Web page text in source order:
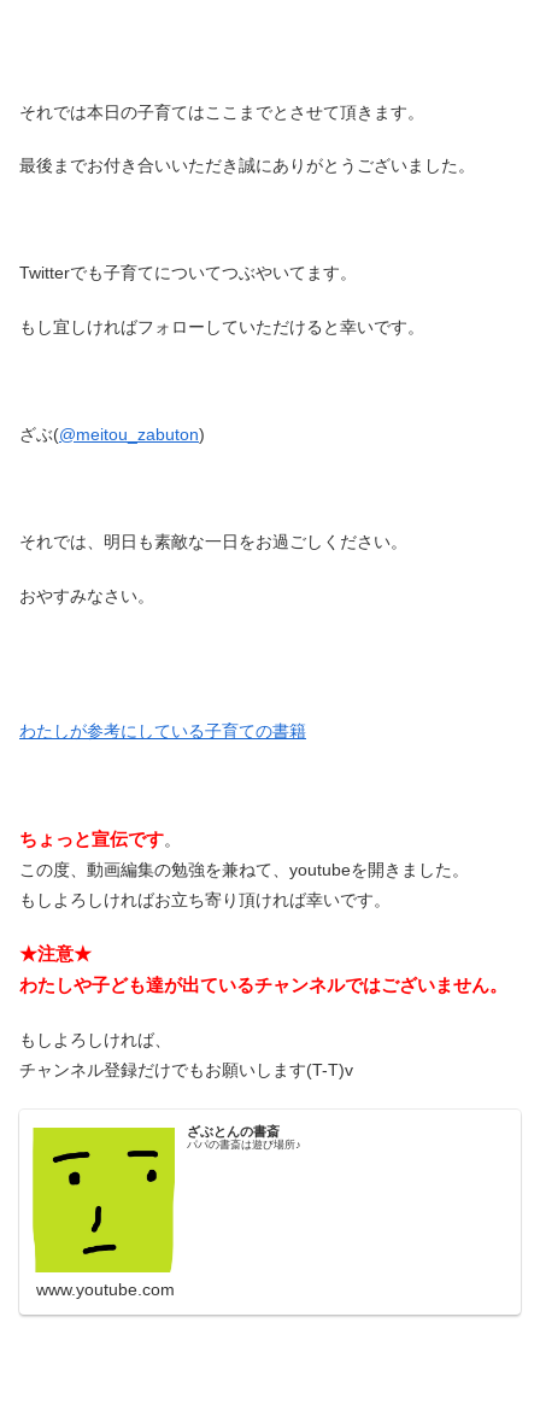
それでは本日の子育てはここまでとさせて頂きます。
最後までお付き合いいただき誠にありがとうございました。
Twitterでも子育てについてつぶやいてます。
もし宜しければフォローしていただけると幸いです。
ざぶ(@meitou_zabuton)
それでは、明日も素敵な一日をお過ごしください。
おやすみなさい。
わたしが参考にしている子育ての書籍
ちょっと宣伝です。
この度、動画編集の勉強を兼ねて、youtubeを開きました。
もしよろしければお立ち寄り頂ければ幸いです。
★注意★
わたしや子ども達が出ているチャンネルではございません。
もしよろしければ、
チャンネル登録だけでもお願いします(T-T)v
ざぶとんの書斎
パパの書斎は遊び場所♪
www.youtube.com